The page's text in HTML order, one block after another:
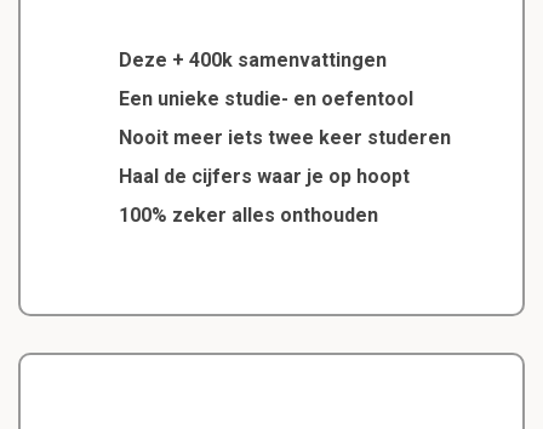
Deze + 400k samenvattingen
Een unieke studie- en oefentool
Nooit meer iets twee keer studeren
Haal de cijfers waar je op hoopt
100% zeker alles onthouden